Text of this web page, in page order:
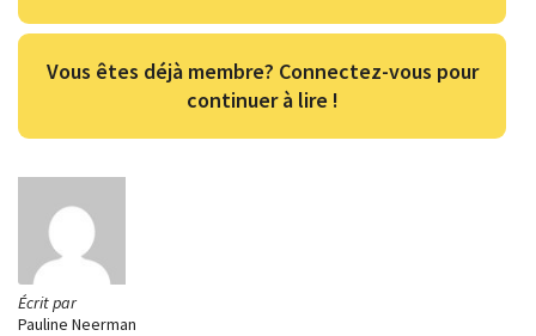
Écrit par
Pauline Neerman
Vous êtes déjà membre? Connectez-vous pour
continuer à lire !